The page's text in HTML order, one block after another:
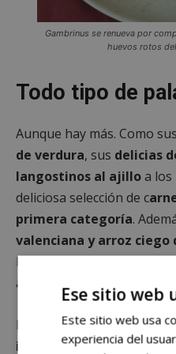
Gambrinus se renueva por
huevos rotos
Todo tipo de
Aunque hay más. Como sus
de verdura, sus delicias
langostinos al ajilloa los
deliciosa selección de c
primera categoría.
valenciana y arroz ciego
lo que puede ser una
apasionados del grano.
Por otra parte, también
infantiles,para los más
Ese sitio web
Este sitio web usa
experiencia del